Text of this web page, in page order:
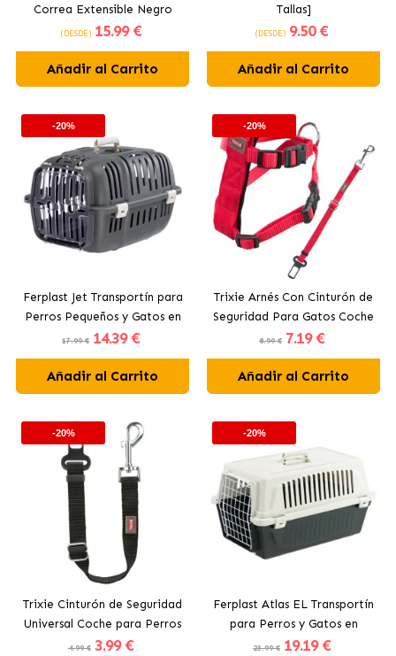
Correa Extensible Negro
(DESDE) 15.99 €
Añadir al Carrito
Tallas]
(DESDE) 9.50 €
Añadir al Carrito
-20%
Ferplast Jet Transportín para
Perros Pequeños y Gatos en
Colores Surtidos
17.99 € 14.39 €
Añadir al Carrito
-20%
Trixie Arnés Con Cinturón de
Seguridad Para Gatos Coche
8.99 € 7.19 €
Añadir al Carrito
-20%
Trixie Cinturón de Seguridad
Universal Coche para Perros
4.99 € 3.99 €
-20%
Ferplast Atlas EL Transportín
para Perros y Gatos en
Colores Surtidos
23.99 € 19.19 €